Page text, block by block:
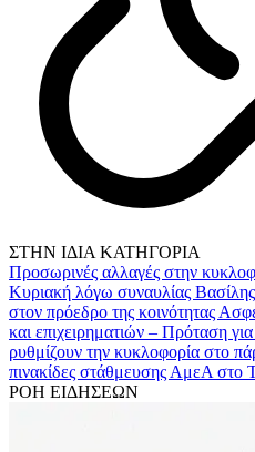
ΣΤΗΝ ΙΔΙΑ ΚΑΤΗΓΟΡΙΑ
Προσωρινές αλλαγές στην
Κυριακή λόγω συναυλίας
στον πρόεδρο της κοινότητας
και επιχειρηματιών – Πρόταση
ρυθμίζουν την κυκλοφορία στο
πινακίδες στάθμευσης ΑμεΑ στο
ΡΟΗ ΕΙΔΗΣΕΩΝ